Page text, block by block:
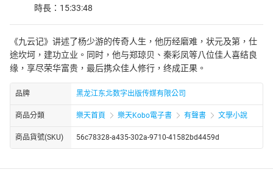
時長：15:33:48
《九云记》讲述了杨少游的传奇人生，他历经磨难，状元及第，仕
途坎坷，建功立业。同时，他与郑琼贝、秦彩凤等八位佳人喜结良
缘，享尽荣华富贵，最后携众佳人修行，终成正果。
品牌 黑龙江东北数字出版传媒有限公司
商品分類 樂天首頁 樂天Kobo電子書 有聲書 文學小說
商品貨號(SKU) 56c78328-a435-302a-9710-41582bd4459d